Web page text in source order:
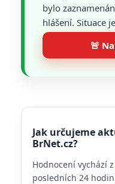
bylo
hlášení. Situace
🚨
Jak určujeme
BrNet.cz?
Hodnocení vychází
posledních 24